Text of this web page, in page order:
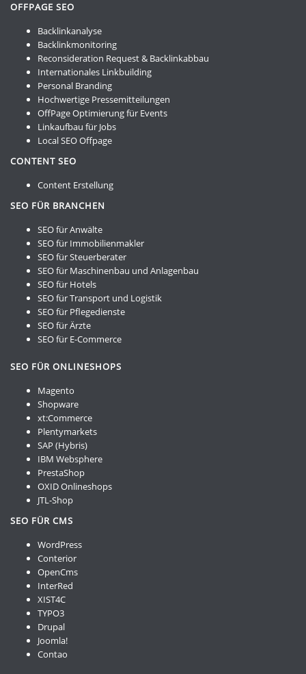
OFFPAGE SEO
Backlinkanalyse
Backlinkmonitoring
Reconsideration Request & Backlinkabbau
Internationales Linkbuilding
Personal Branding
Hochwertige Pressemitteilungen
OffPage Optimierung für Events
Linkaufbau für Jobs
Local SEO Offpage
CONTENT SEO
Content Erstellung
SEO FÜR BRANCHEN
SEO für Anwälte
SEO für Immobilienmakler
SEO für Steuerberater
SEO für Maschinenbau und Anlagenbau
SEO für Hotels
SEO für Transport und Logistik
SEO für Pflegedienste
SEO für Ärzte
SEO für E-Commerce
SEO FÜR ONLINESHOPS
Magento
Shopware
xt:Commerce
Plentymarkets
SAP (Hybris)
IBM Websphere
PrestaShop
OXID Onlineshops
JTL-Shop
SEO FÜR CMS
WordPress
Conterior
OpenCms
InterRed
XIST4C
TYPO3
Drupal
Joomla!
Contao